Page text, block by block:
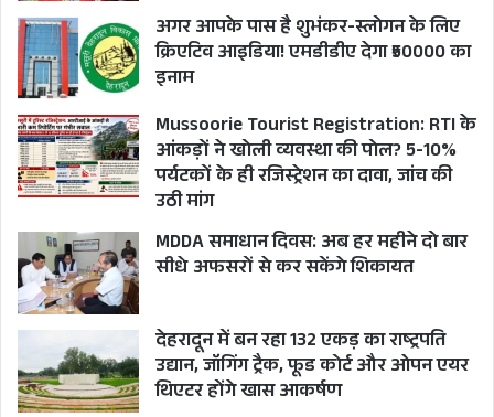
अगर आपके पास है शुभंकर-स्लोगन के लिए
क्रिएटिव आइडिया! एमडीडीए देगा ₹50000 का
इनाम
Mussoorie Tourist Registration: RTI के
आंकड़ों ने खोली व्यवस्था की पोल? 5-10%
पर्यटकों के ही रजिस्ट्रेशन का दावा, जांच की
उठी मांग
MDDA समाधान दिवस: अब हर महीने दो बार
सीधे अफसरों से कर सकेंगे शिकायत
देहरादून में बन रहा 132 एकड़ का राष्ट्रपति
उद्यान, जॉगिंग ट्रैक, फूड कोर्ट और ओपन एयर
थिएटर होंगे खास आकर्षण